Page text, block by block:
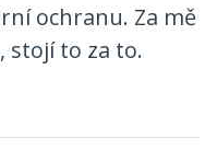
ochranu. Za mě
stojí to za to.